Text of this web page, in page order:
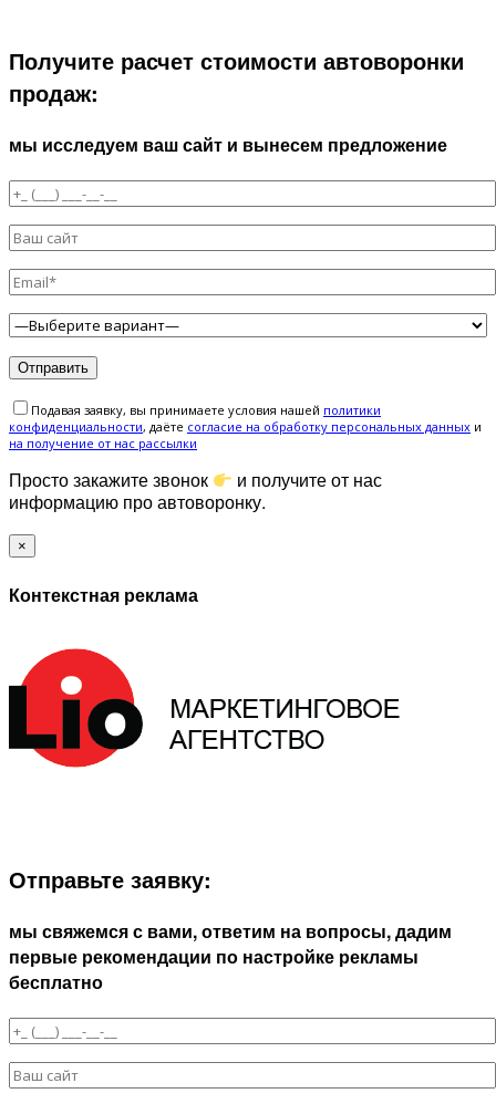
Получите расчет стоимости автоворонки
продаж:
мы исследуем ваш сайт и вынесем предложение
Подавая заявку, вы принимаете условия нашей политики
конфиденциальности, даёте cогласие на обработку персональных данных и
на получение от нас рассылки
Просто закажите звонок
и получите от нас
информацию про автоворонку.
×
Контекстная реклама
Отправьте заявку:
мы свяжемся с вами, ответим на вопросы, дадим
первые рекомендации по настройке рекламы
бесплатно